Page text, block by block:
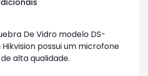
De Vidro modelo DS-
Hikvision possui um microfone
alta qualidade.